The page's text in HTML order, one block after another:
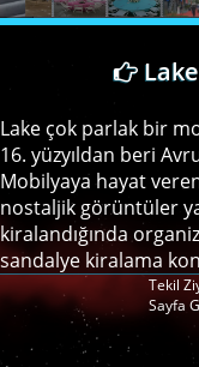
Lake çok parlak bir
16. yüzyıldan beri
Mobilyaya hayat
nostaljik görüntüler
kiralandığında
sandalye kiralama
Tekil
Sayfa